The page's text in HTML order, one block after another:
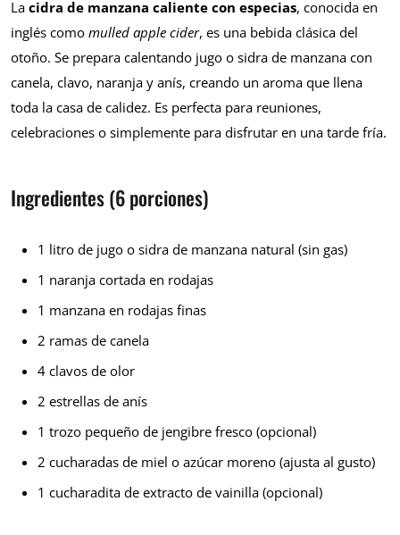
La cidra de manzana caliente con especias, conocida en
inglés como mulled apple cider, es una bebida clásica del
otoño. Se prepara calentando jugo o sidra de manzana con
canela, clavo, naranja y anís, creando un aroma que llena
toda la casa de calidez. Es perfecta para reuniones,
celebraciones o simplemente para disfrutar en una tarde fría.
Ingredientes (6 porciones)
1 litro de jugo o sidra de manzana natural (sin gas)
1 naranja cortada en rodajas
1 manzana en rodajas finas
2 ramas de canela
4 clavos de olor
2 estrellas de anís
1 trozo pequeño de jengibre fresco (opcional)
2 cucharadas de miel o azúcar moreno (ajusta al gusto)
1 cucharadita de extracto de vainilla (opcional)